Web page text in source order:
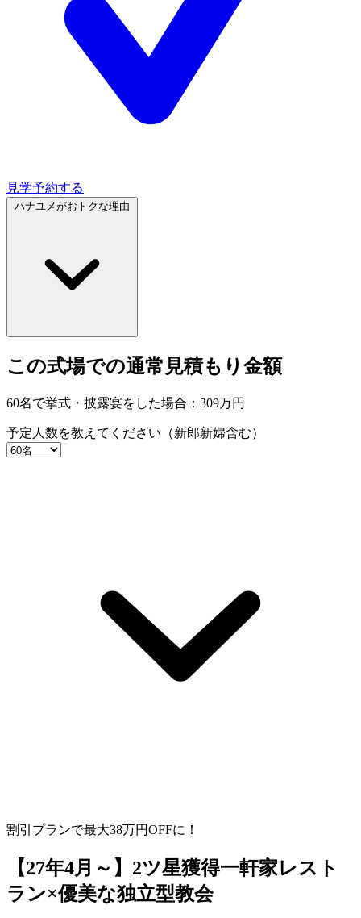
見学予約する
この式場での通常見積もり金額
60名で挙式・披露宴をした場合： 309万円
予定人数を教えてください（新郎新婦含む）
割引プランで最大38万円OFFに！
【27年4月～】2ツ星獲得一軒家レスト
ラン×優美な独立型教会